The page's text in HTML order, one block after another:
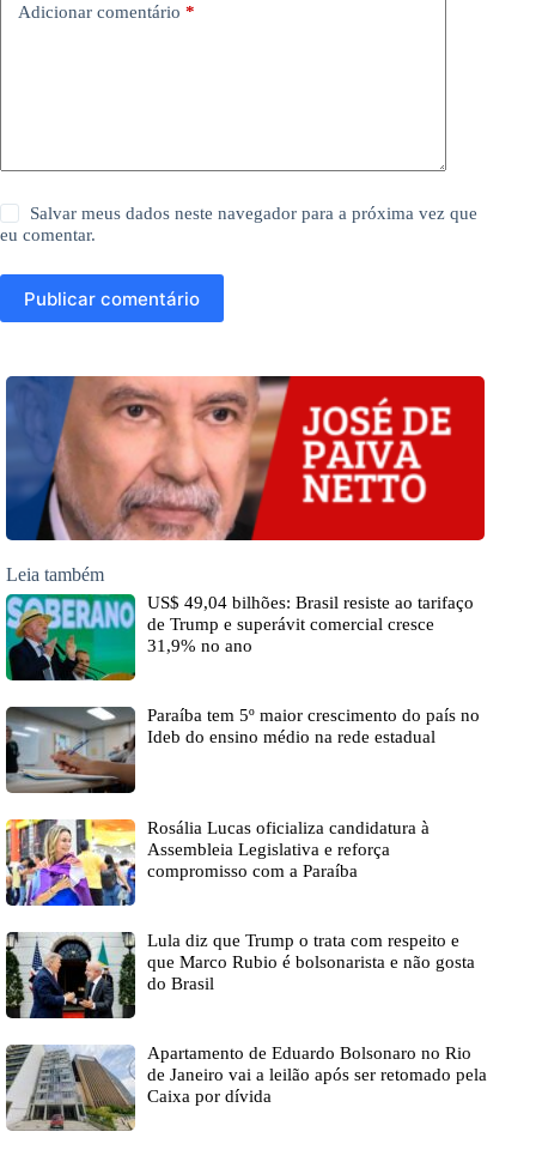
Adicionar comentário *
Salvar meus dados neste navegador para a próxima vez que
eu comentar.
Publicar comentário
Leia também
US$ 49,04 bilhões: Brasil resiste ao tarifaço
de Trump e superávit comercial cresce
31,9% no ano
Paraíba tem 5º maior crescimento do país no
Ideb do ensino médio na rede estadual
Rosália Lucas oficializa candidatura à
Assembleia Legislativa e reforça
compromisso com a Paraíba
Lula diz que Trump o trata com respeito e
que Marco Rubio é bolsonarista e não gosta
do Brasil
Apartamento de Eduardo Bolsonaro no Rio
de Janeiro vai a leilão após ser retomado pela
Caixa por dívida